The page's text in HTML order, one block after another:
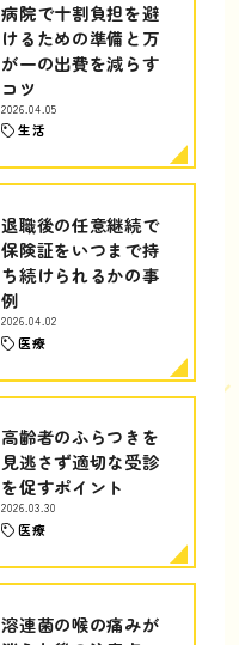
病院で十割負担を避
けるための準備と万
が一の出費を減らす
コツ
2026.04.05
生活
退職後の任意継続で
保険証をいつまで持
ち続けられるかの事
例
2026.04.02
医療
高齢者のふらつきを
見逃さず適切な受診
を促すポイント
2026.03.30
医療
溶連菌の喉の痛みが